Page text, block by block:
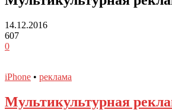
14.12.2016
607
0
iPhone • реклама
Мультикультурная